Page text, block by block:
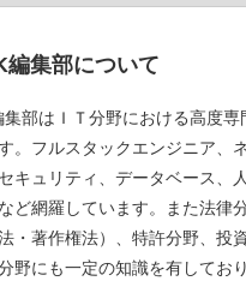
編集部について
集部はＩＴ分野における高度専
。フルスタックエンジニア、
キュリティ、データベース、
ど網羅しています。また法律
・著作権法）、特許分野、投
野にも一定の知識を有してお